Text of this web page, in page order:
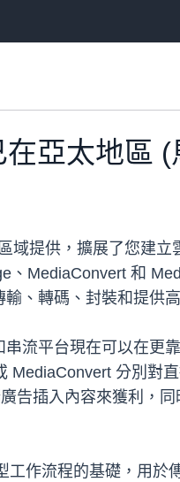
亞太地區
域提供，擴展了您建
MediaConvert 和
、轉碼、封裝和提供
流平台現在可以在更
MediaConvert 分別對
告插入內容來獲利，
作流程的基礎，用於